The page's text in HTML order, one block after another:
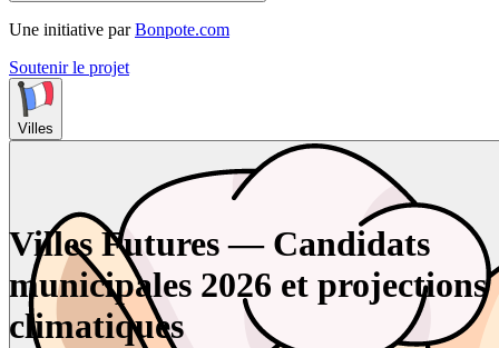
Une initiative par Bonpote.com
Soutenir le projet
Villes
Villes Futures — Candidats
municipales 2026 et projections
climatiques